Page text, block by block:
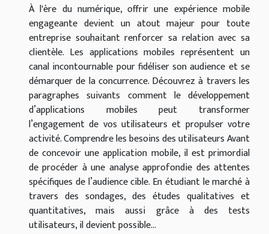
À l'ère du numérique, offrir une expérience mobile
engageante devient un atout majeur pour toute
entreprise souhaitant renforcer sa relation avec sa
clientèle. Les applications mobiles représentent un
canal incontournable pour fidéliser son audience et se
démarquer de la concurrence. Découvrez à travers les
paragraphes suivants comment le développement
d’applications mobiles peut transformer
l’engagement de vos utilisateurs et propulser votre
activité. Comprendre les besoins des utilisateurs Avant
de concevoir une application mobile, il est primordial
de procéder à une analyse approfondie des attentes
spécifiques de l’audience cible. En étudiant le marché à
travers des sondages, des études qualitatives et
quantitatives, mais aussi grâce à des tests
utilisateurs, il devient possible...